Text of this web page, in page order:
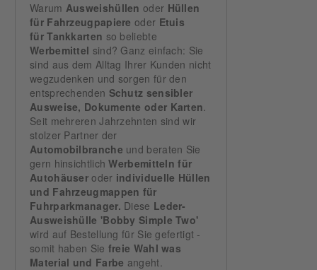
Warum Ausweishüllenoder Hüllen
für Fahrzeugpapiere oder Etuis
für Tankkarten so beliebte
Werbemittel sind? Ganz einfach: Sie
sind aus dem Alltag Ihrer Kunden nicht
wegzudenken und sorgen für den
entsprechenden Schutz sensibler
Ausweise, Dokumente oder Karten.
Seit mehreren Jahrzehnten sind wir
stolzer Partner der
Automobilbranche und beraten Sie
gern hinsichtlichWerbemitteln für
Autohäuseroder individuelle Hüllen
und Fahrzeugmappen für
Fuhrparkmanager. Diese Leder-
Ausweishülle 'Bobby Simple Two'
wird auf Bestellung für Sie gefertigt -
somit haben Sie freie Wahl was
Material und Farbe angeht.